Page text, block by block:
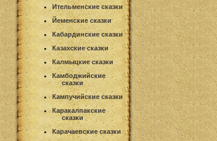
Ительменские сказки
Йеменские сказки
Кабардинские сказки
Казахские сказки
Калмыцкие сказки
Камбоджийские
сказки
Кампучийские сказки
Каракалпакские
сказки
Карачаевские сказки